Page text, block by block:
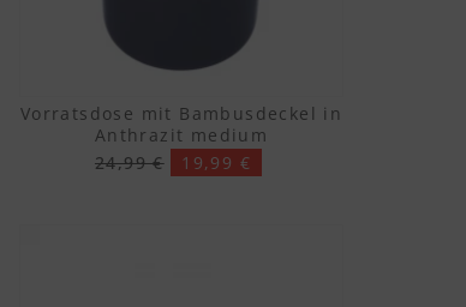
Vorratsdose mit Bambusdeckel in
Anthrazit medium
24,99 €
19,99 €